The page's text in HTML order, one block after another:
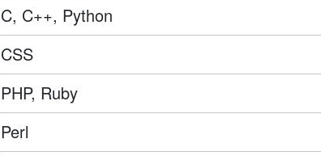
C, C++, Python
CSS
PHP, Ruby
Perl